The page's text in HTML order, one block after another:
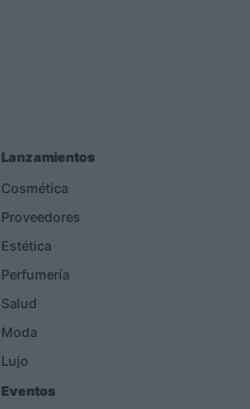
Lanzamientos
Cosmética
Proveedores
Estética
Perfumería
Salud
Moda
Lujo
Eventos